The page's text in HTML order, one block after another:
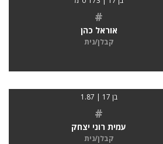
#
אוראל כהן
קבלן/נית
בן 17 | 1.87
#
עמית רוני יצחק
קבלן/נית